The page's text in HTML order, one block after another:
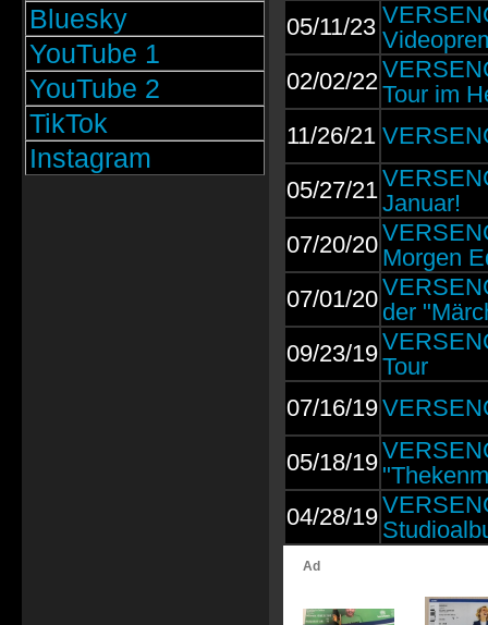
Bluesky
YouTube 1
YouTube 2
TikTok
Instagram
05/11/23
02/02/22Tour im
11/26/21
05/27/21Januar!
07/20/20 Morgen
07/01/20 der
09/23/19Tour
07/16/19
05/18/19
04/28/19